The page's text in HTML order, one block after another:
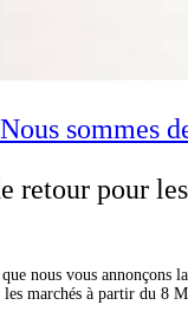
sommes
retour pour
nous vous annonçons
les marchés à partir du 8